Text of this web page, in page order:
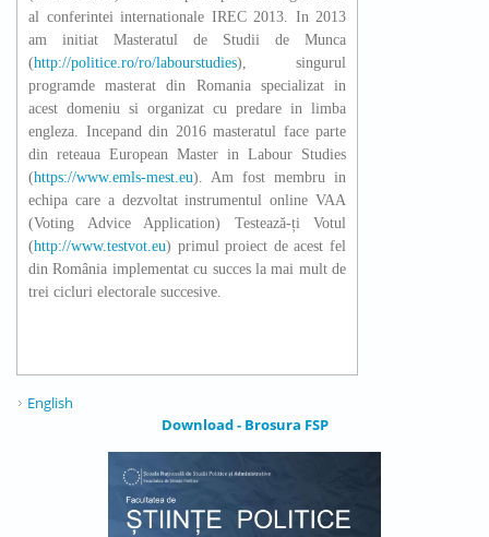
al conferintei internationale IREC 2013. In 2013
am initiat Masteratul de Studii de Munca
(http://politice.ro/ro/labourstudies), singurul
programde masterat din Romania specializat in
acest domeniu si organizat cu predare in limba
engleza. Incepand din 2016 masteratul face parte
din reteaua European Master in Labour Studies
(https://www.emls-mest.eu). Am fost membru in
echipa care a dezvoltat instrumentul online VAA
(Voting Advice Application) Testează-ți Votul
(http://www.testvot.eu) primul proiect de acest fel
din România implementat cu succes la mai mult de
trei cicluri electorale succesive.
English
Download - Brosura FSP